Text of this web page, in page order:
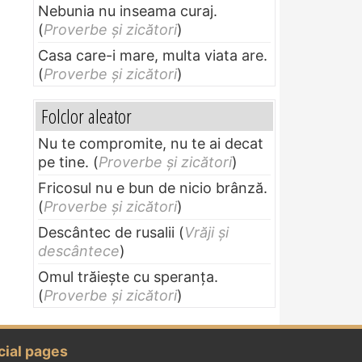
Nebunia nu inseama curaj.
(Proverbe și zicători)
Casa care-i mare, multa viata are.
(Proverbe și zicători)
Folclor aleator
Nu te compromite, nu te ai decat
pe tine. (Proverbe și zicători)
Fricosul nu e bun de nicio brânză.
(Proverbe și zicători)
Descântec de rusalii (Vrăji și
descântece)
Omul trăieşte cu speranţa.
(Proverbe și zicători)
pages